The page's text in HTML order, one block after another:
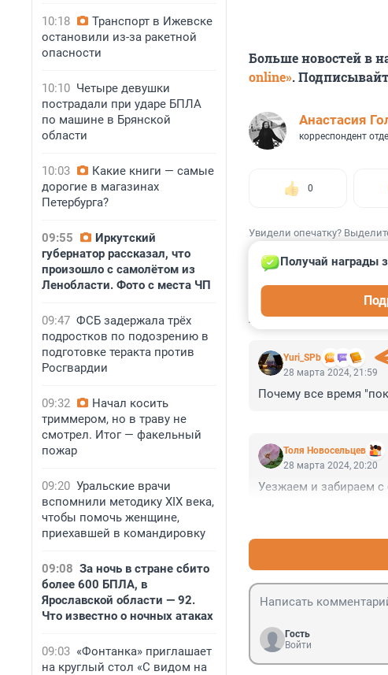
10:18
Транспорт в Ижевске
остановили из-за ракетной
опасности
10:10 Четыре девушки
пострадали при ударе БПЛА
по машине в Брянской
области
10:03
Какие книги — самые
дорогие в магазинах
Петербурга?
09:55
Иркутский
губернатор рассказал, что
произошло с самолётом из
Ленобласти. Фото с места ЧП
09:47 ФСБ задержала трёх
подростков по подозрению в
подготовке теракта против
Росгвардии
09:32
Начал косить
триммером, но в траву не
смотрел. Итог — факельный
пожар
09:20 Уральские врачи
вспомнили методику XIX века,
чтобы помочь женщине,
приехавшей в командировку
09:08 За ночь в стране сбито
более 600 БПЛА, в
Ярославской области — 92.
Что известно о ночных атаках
09:03 «Фонтанка» приглашает
на круглый стол «С видом на
Больше новостей в
online».
Анастасия
корреспондент
0
Увидели опечатку?
КОММЕНТАРИИ 7
Yuri_SPb
Получай награды
28 марта 2024, 21:59
Почему все время
Толя Новосельцев
28 марта 2024, 20:20
Уезжаем и забираем с
Гость
Войти